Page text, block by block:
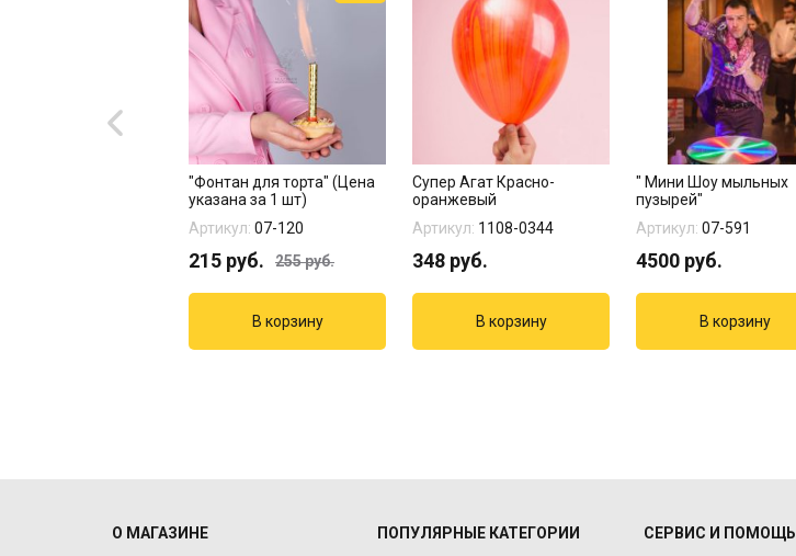
"Фонтан для торта" (Цена
указана за 1 шт)
Артикул: 07-120
215 руб. 255руб.
Супер Агат Красно-
оранжевый
Артикул: 1108-0344
348 руб.
" Мини Шоу мыльных
пузырей"
Артикул: 07-591
4500 руб.
О МАГАЗИНЕ
ПОПУЛЯРНЫЕ КАТЕГОРИИ
СЕРВИС И ПОМОЩЬ